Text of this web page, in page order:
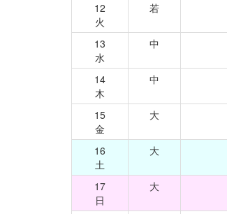
12
火
若
13
水
中
14
木
中
15
金
大
16
土
大
17
日
大